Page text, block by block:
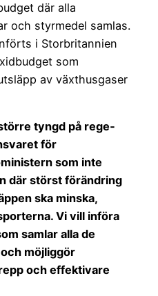
där alla
och styrmedel samlas.
i Storbritannien
som
av växthusgaser
tyngd på rege­
för
som inte
där störst förändring
ska minska,
Vi vill införa
samlar alla de
möjliggör
och effektivare